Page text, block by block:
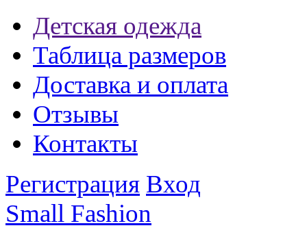
Детская одежда
Таблица размеров
Доставка и оплата
Отзывы
Контакты
Регистрация Вход
Small Fashion